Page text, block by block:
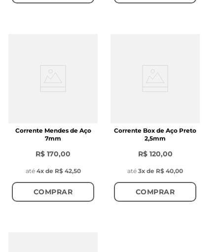
Corrente Mendes de Aço
7mm
R$ 170,00
até 4x de R$ 42,50
COMPRAR
Corrente Box de Aço Preto
2,5mm
R$ 120,00
até 3x de R$ 40,00
COMPRAR